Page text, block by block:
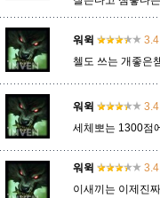
베이가 베인
워윅
3.4
첼도 쓰는 개좋은
워윅
3.4
세체뽀는 1300점
워윅
3.4
이새끼는 이제진